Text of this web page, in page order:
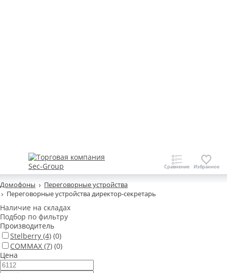
Домофоны
Переговорные устройства
Переговорные устройства директор-секретарь
Наличие на складах
Подбор по фильтру
Производитель
Stelberry (4) (0)
COMMAX (7) (0)
Цена